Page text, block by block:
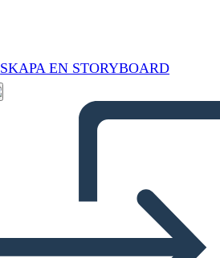
SKAPA EN STORYBOARD